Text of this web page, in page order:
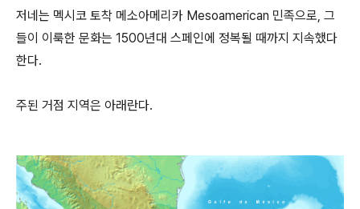
저네는 멕시코 토착 메소아메리카 Mesoamerican 민족으로, 그
들이 이룩한 문화는 1500년대 스페인에 정복될 때까지 지속했다
한다.
주된 거점 지역은 아래란다.